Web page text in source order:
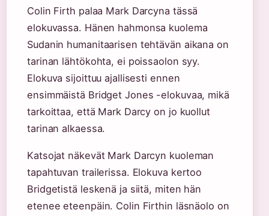
Colin Firth palaa Mark Darcyna tässä
elokuvassa. Hänen hahmonsa kuolema
Sudanin humanitaarisen tehtävän aikana on
tarinan lähtökohta, ei poissaolon syy.
Elokuva sijoittuu ajallisesti ennen
ensimmäistä Bridget Jones -elokuvaa, mikä
tarkoittaa, että Mark Darcy on jo kuollut
tarinan alkaessa.
Katsojat näkevät Mark Darcyn kuoleman
tapahtuvan trailerissa. Elokuva kertoo
Bridgetistä leskenä ja siitä, miten hän
etenee eteenpäin. Colin Firthin läsnäolo on